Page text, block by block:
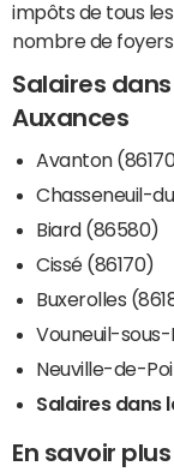
impôts de tous
nombre de
Salaires
Auxances
Avanton
Chasseneuil-
Biard (86580)
Cissé (86170)
Buxerolles
Vouneuil-
Neuville-de-
Salaires dans
En savoir